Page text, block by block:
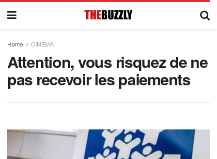
Home CINÉMA
Attention, vous risquez de ne
pas recevoir les paiements